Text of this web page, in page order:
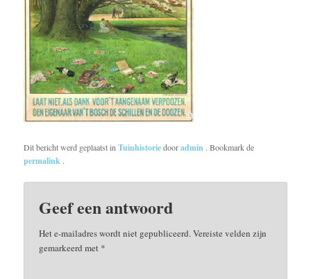
Dit bericht werd geplaatst inTuinhistoriedooradmin . Bookmark de
permalink .
Geef een antwoord
Het e-mailadres wordt niet gepubliceerd.Vereiste velden zijn
gemarkeerd met *